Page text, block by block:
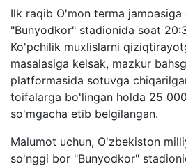
Ilk raqib O'mon terma jamoasiga
"Bunyodkor" stadionida soat
Ko'pchilik muxlislarni
masalasiga kelsak, mazkur
platformasida sotuvga
toifalarga bo'lingan holda 25
so'mgacha etib belgilangan.
Malumot uchun, O'zbekiston
so'nggi bor "Bunyodkor"